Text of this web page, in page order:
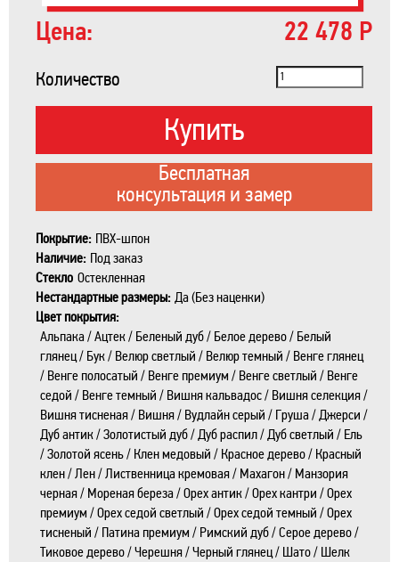
Цена: 22 478 Р
Количество
Купить
Бесплатная
консультация и замер
Покрытие: ПВХ-шпон
Наличие: Под заказ
Стекло Остекленная
Нестандартные размеры: Да (Без наценки)
Цвет покрытия:
Альпака / Ацтек / Беленый дуб / Белое дерево / Белый
глянец / Бук / Велюр светлый / Велюр темный / Венге глянец
/ Венге полосатый / Венге премиум / Венге светлый / Венге
седой / Венге темный / Вишня кальвадос / Вишня селекция /
Вишня тисненая / Вишня / Вудлайн серый / Груша / Джерси /
Дуб антик / Золотистый дуб / Дуб распил / Дуб светлый / Ель
/ Золотой ясень / Клен медовый / Красное дерево / Красный
клен / Лен / Лиственница кремовая / Махагон / Манзория
черная / Мореная береза / Орех антик / Орех кантри / Орех
премиум / Орех седой светлый / Орех седой темный / Орех
тисненый / Патина премиум / Римский дуб / Серое дерево /
Тиковое дерево / Черешня / Черный глянец / Шато / Шелк